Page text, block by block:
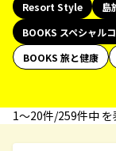
Resort Style
島
BOOKS スペシャル
BOOKS 旅と健康
1〜20件/259件中 を